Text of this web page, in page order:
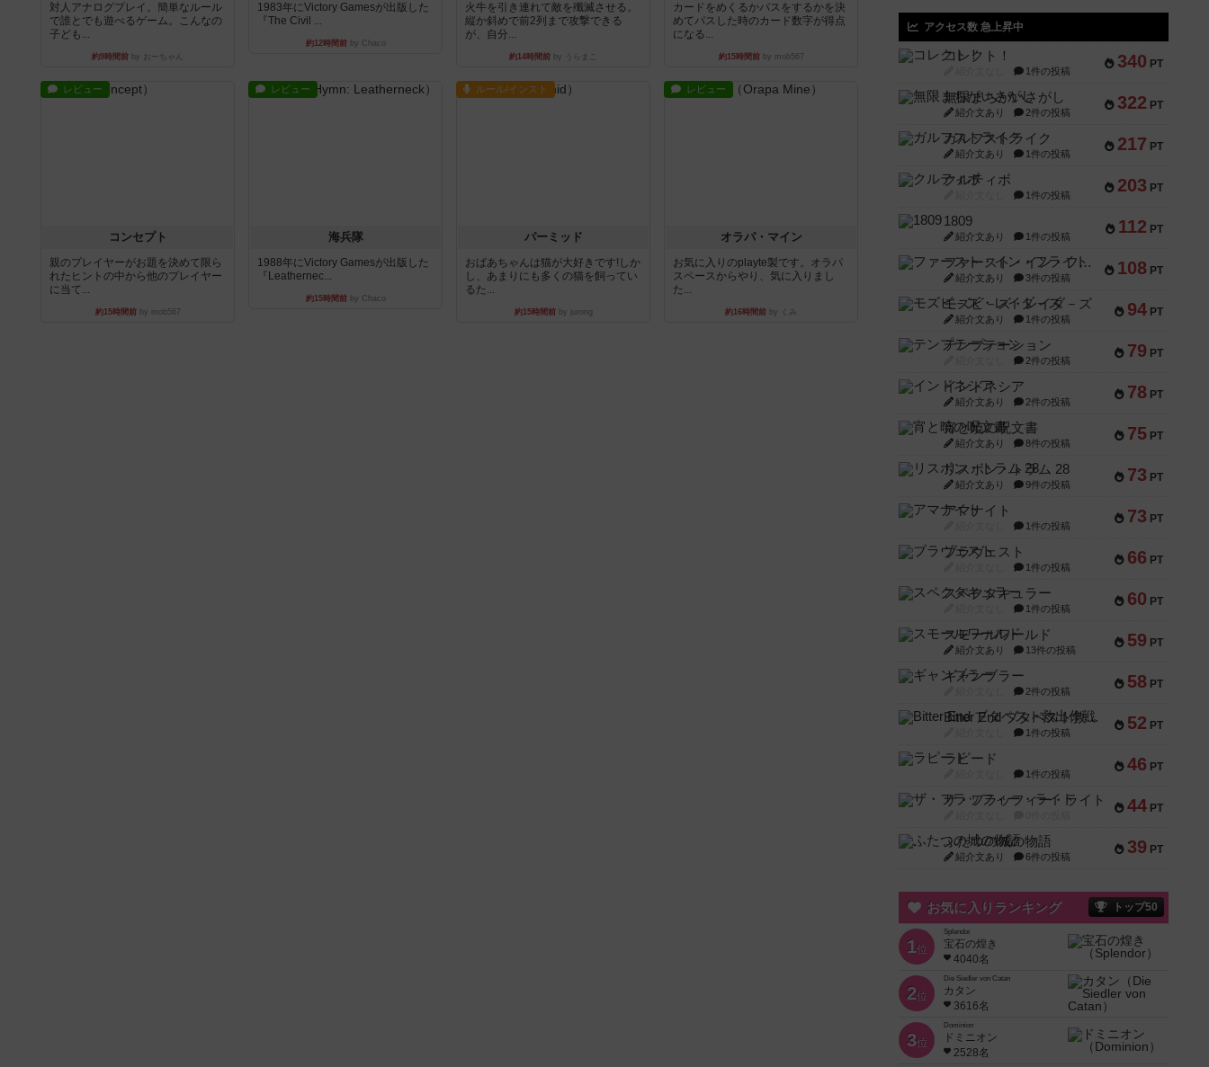
対人アナログプレイ。簡単なルール
で誰とでも遊べるゲーム。こんなの
子ども...
約9時間前 by おーちゃん
1983年にVictory Gamesが出版した
『The Civil ...
約12時間前by Chaco
火牛を引き連れて敵を殲滅させる。
縦か斜めで前2列まで攻撃できる
が、自分...
約14時間前 by うらまこ
カードをめくるかパスをするかを決
めてパスした時のカード数字が得点
になる...
約15時間前by mob567
レビュー
コンセプト
親のプレイヤーがお題を決めて限ら
れたヒントの中から他のプレイヤー
に当て...
約15時間前by mob567
レビュー
海兵隊
1988年にVictory Gamesが出版した
『Leathernec...
約15時間前by Chaco
ルール/インスト
パーミッド
おばあちゃんは猫が大好きです!しか
し、あまりにも多くの猫を飼ってい
るた...
約15時間前by jurong
レビュー
オラパ・マイン
お気に入りのplayte製です。オラパ
スペースからやり、気に入りまし
た...
約16時間前 by くみ
アクセス数 急上昇中
340 PT
コレクト！
1件の投稿
322 PT
無限まちがいさがし
紹介文あり 2件の投稿
217 PT
ガルフストライク
紹介文あり 1件の投稿
203 PT
クルティボ
1件の投稿
112 PT
1809
紹介文あり 1件の投稿
108 PT
ファースト・イン・フライト
紹介文あり 3件の投稿
94 PT
モズビ－ズ・レイダ－ズ
紹介文あり 1件の投稿
79 PT
テンプテーション
2件の投稿
78 PT
インドネシア
紹介文あり 2件の投稿
75 PT
宵と暁の呪文書
紹介文あり 8件の投稿
73 PT
リスボン・トラム 28
紹介文あり 9件の投稿
73 PT
アマナイト
1件の投稿
66 PT
ブラヴェスト
1件の投稿
60 PT
スペクタキュラー
1件の投稿
59 PT
スモールワールド
紹介文あり 13件の投稿
58 PT
ギャンブラー
2件の投稿
52 PT
Bitter End ブタペスト救出作戦
1件の投稿
46 PT
ラピード
1件の投稿
44 PT
ザ・フラッフィー・ライト
39 PT
ふたつの城の物語
紹介文あり 6件の投稿
お気に入りランキング トップ50
1位
Splendor
宝石の煌き
4040名
2位
Die Siedler von Catan
カタン
3616名
3位
Dominion
ドミニオン
2528名